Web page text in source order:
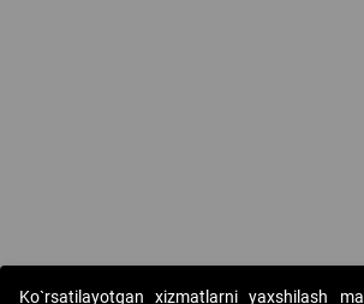
Ko`rsatilayotgan xizmatlarni yaxshilash